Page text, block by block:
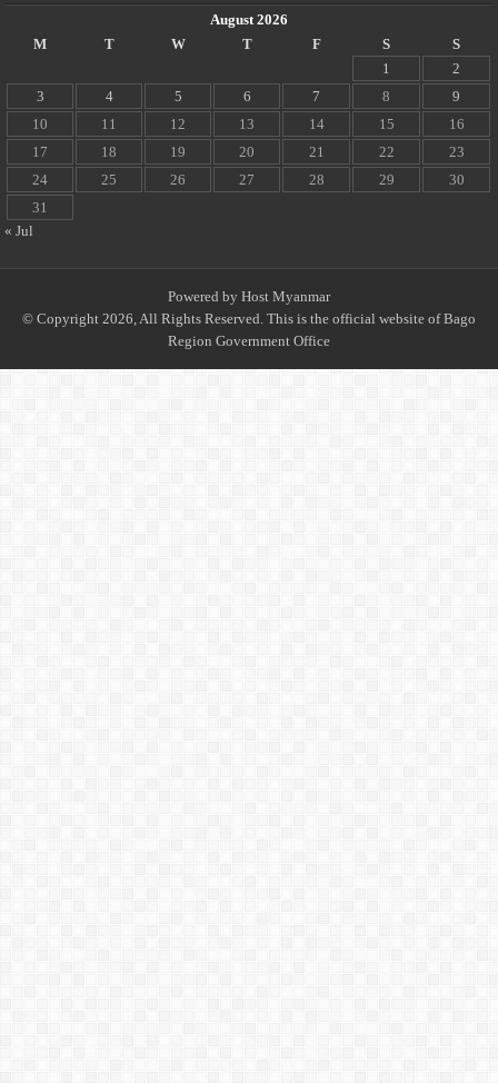
August 2026
M
T W T F S
S
1
2
3
4 5 6 7 8
9
10
11 12 13 14 15
16
17
18 19 20 21 22
23
24
25 26 27 28 29
30
31
« Jul
Powered by Host Myanmar
© Copyright 2026, All Rights Reserved. This is the official website of Bago
Region Government Office